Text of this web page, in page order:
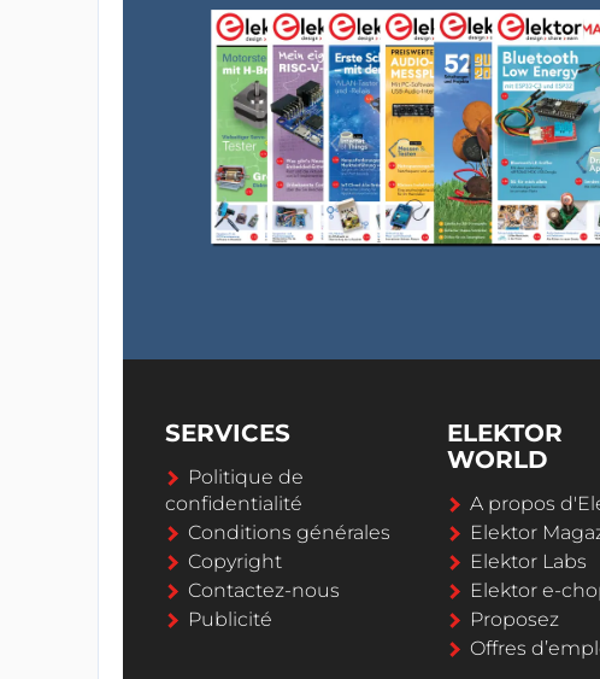
SERVICES
Politique de
confidentialité
Conditions générales
Copyright
Contactez-nous
Publicité
ELEKTOR
WORLD
A propos
Elektor
Elektor Labs
Elektor e-
Proposez
Offres